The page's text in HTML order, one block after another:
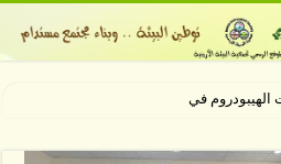
الهيبودروم في مهرجان جر